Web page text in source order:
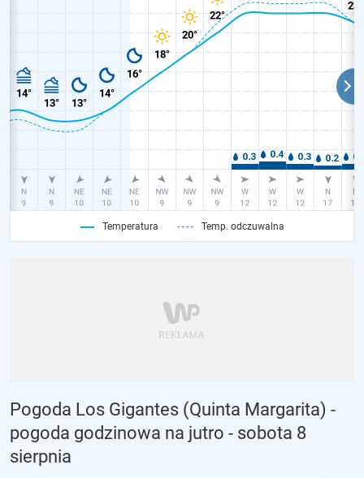
Temperatura Temp. odczuwalna
Pogoda Los Gigantes (Quinta Margarita) -
pogoda godzinowa na jutro - sobota 8
sierpnia